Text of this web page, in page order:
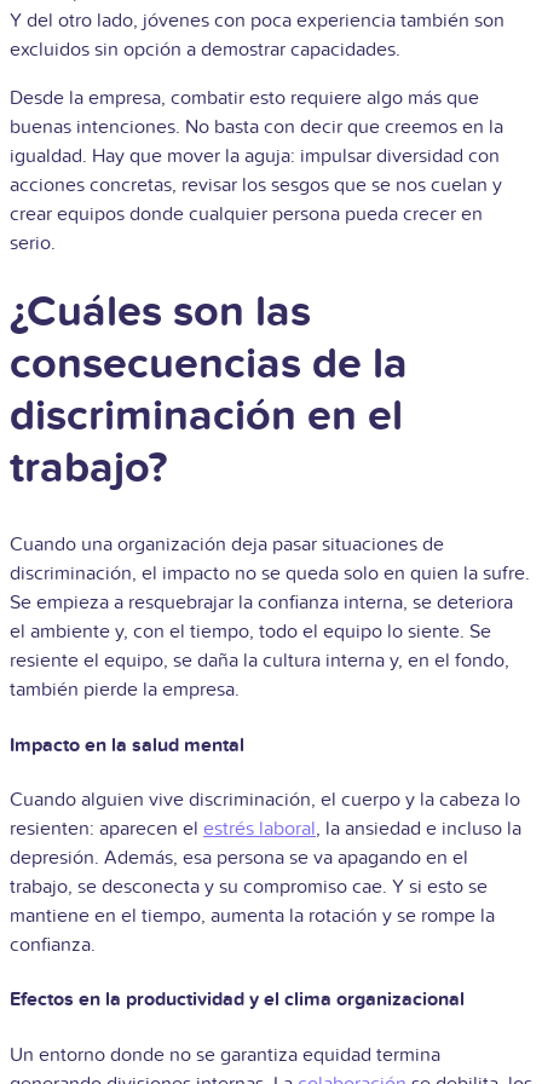
Y del otro lado, jóvenes con poca experiencia también son
excluidos sin opción a demostrar capacidades.
Desde la empresa, combatir esto requiere algo más que
buenas intenciones. No basta con decir que creemos en la
igualdad. Hay que mover la aguja: impulsar diversidad con
acciones concretas, revisar los sesgos que se nos cuelan y
crear equipos donde cualquier persona pueda crecer en
serio.
¿Cuáles son las
consecuencias de la
discriminación en el
trabajo?
Cuando una organización deja pasar situaciones de
discriminación, el impacto no se queda solo en quien la sufre.
Se empieza a resquebrajar la confianza interna, se deteriora
el ambiente y, con el tiempo, todo el equipo lo siente. Se
resiente el equipo, se daña la cultura interna y, en el fondo,
también pierde la empresa.
Impacto en la salud mental
Cuando alguien vive discriminación, el cuerpo y la cabeza lo
resienten: aparecen el estrés laboral, la ansiedad e incluso la
depresión. Además, esa persona se va apagando en el
trabajo, se desconecta y su compromiso cae. Y si esto se
mantiene en el tiempo, aumenta la rotación y se rompe la
confianza.
Efectos en la productividad y el clima organizacional
Un entorno donde no se garantiza equidad termina